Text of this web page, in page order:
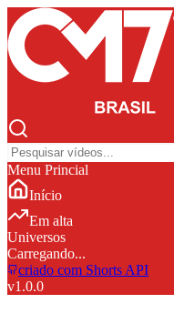
Menu Princial
Início
Em alta
Universos
Carregando...
criado com Shorts API
v1.0.0